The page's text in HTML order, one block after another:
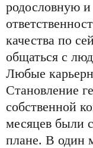
родословную и
качества по
общаться с
Любые
Становление
собственной
месяцев были
плане. В один